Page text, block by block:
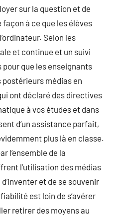
sur la question et de
à ce que les élèves
Selon les
et continue et un suivi
que les enseignants
médias en
ont déclaré des directives
à vos études et dans
d’un assistance parfait,
plus là en classe.
l’ensemble de la
l’utilisation des médias
et de se souvenir
est loin de s’avérer
retirer des moyens au